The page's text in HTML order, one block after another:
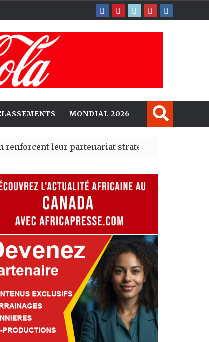
MONDIAL 2026
leur partenariat stratégique avec un cap sur